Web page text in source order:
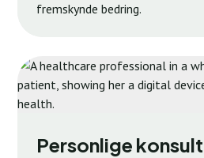
fremskynde bedring.
Personlige